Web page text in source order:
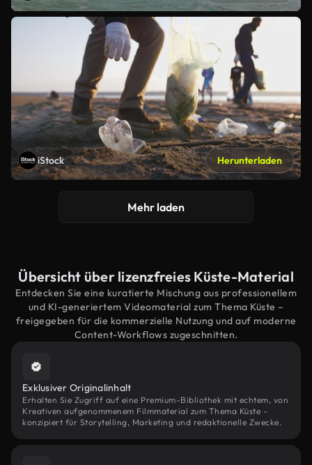
iStock Herunterladen
Mehr laden
Übersicht über lizenzfreies Küste-Material
Entdecken Sie eine kuratierte Mischung aus professionellem
und KI-generiertem Videomaterial zum Thema Küste –
freigegeben für die kommerzielle Nutzung und auf moderne
Content-Workflows zugeschnitten.
Exklusiver Originalinhalt
Erhalten Sie Zugriff auf eine Premium-Bibliothek mit echtem, von
Kreativen aufgenommenem Filmmaterial zum Thema Küste –
konzipiert für Storytelling, Marketing und redaktionelle Zwecke.